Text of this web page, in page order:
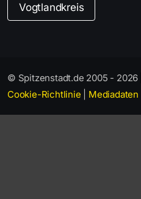
Vogtlandkreis
© Spitzenstadt.de 2005 - 2026 |
Cookie-Richtlinie
Mediadaten